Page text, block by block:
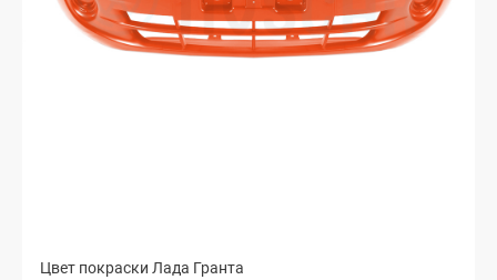
Цвет покраски Лада Гранта